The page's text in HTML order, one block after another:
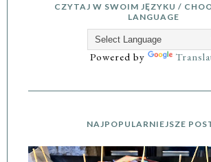
CZYTAJ W SWOIM JĘZYKU /
LANGUAGE
Powered by
NAJPOPULARNIEJSZE